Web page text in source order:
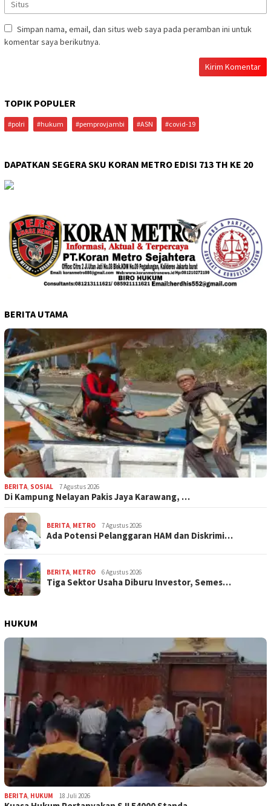
Simpan nama, email, dan situs web saya pada peramban ini untuk
komentar saya berikutnya.
TOPIK POPULER
#polri #hukum #pemprovjambi #ASN #covid-19
DAPATKAN SEGERA SKU KORAN METRO EDISI 713 TH KE 20
BERITA UTAMA
BERITA, SOSIAL 7 Agustus 2026
Di Kampung Nelayan Pakis Jaya Karawang, …
BERITA, METRO 7 Agustus 2026
Ada Potensi Pelanggaran HAM dan Diskrimi…
BERITA, METRO 6 Agustus 2026
Tiga Sektor Usaha Diburu Investor, Semes…
HUKUM
BERITA HUKUM 18 Juli 2026